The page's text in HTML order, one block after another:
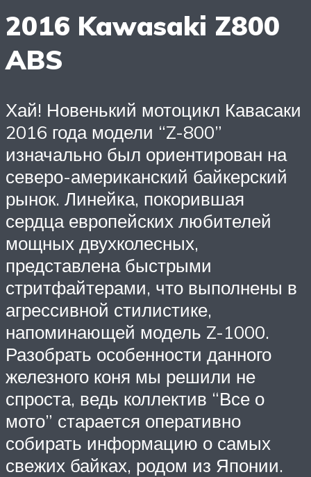
2016 Kawasaki Z800
ABS
Хай! Новенький мотоцикл Кавасаки
2016 года модели “Z-800”
изначально был ориентирован на
северо-американский байкерский
рынок. Линейка, покорившая
сердца европейских любителей
мощных двухколесных,
представлена быстрыми
стритфайтерами, что выполнены в
агрессивной стилистике,
напоминающей модель Z-1000.
Разобрать особенности данного
железного коня мы решили не
спроста, ведь коллектив “Все о
мото” старается оперативно
собирать информацию о самых
свежих байках, родом из Японии.